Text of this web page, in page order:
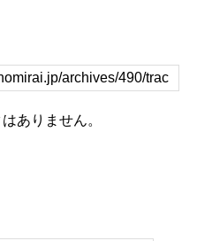
ありません。